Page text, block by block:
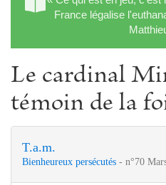
France légalise
Le cardinal
témoin de la
T.a.m.
Bienheureux persécutés - n°70